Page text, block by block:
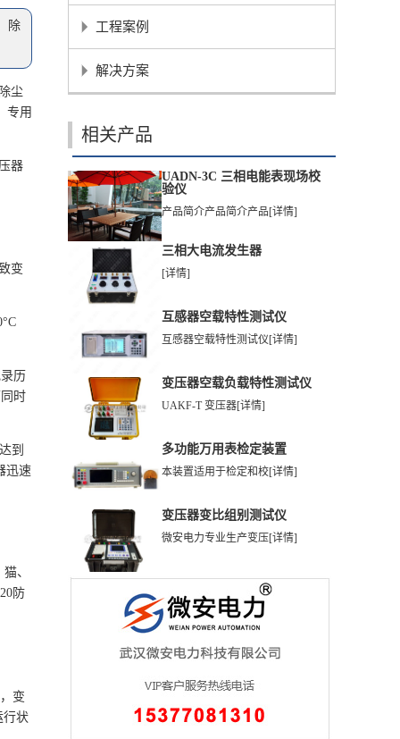
除
尘
专用
器
变
历
时
到
迅速
、
防
变
行状
工程案例
解决方案
相关产品
UADN-3C 三相电能表现场校
验仪
产品简介产品简介产品[详情]
三相大电流发生器
[详情]
互感器空载特性测试仪
互感器空载特性测试仪[详情]
变压器空载负载特性测试仪
UAKF-T 变压器[详情]
多功能万用表检定装置
本装置适用于检定和校[详情]
变压器变比组别测试仪
微安电力专业生产变压[详情]